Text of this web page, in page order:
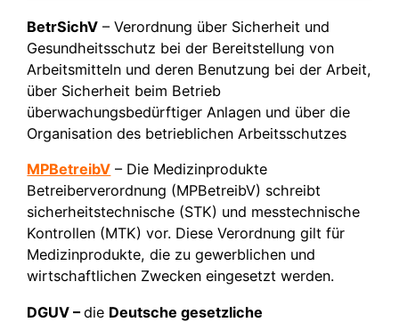
BetrSichV – Verordnung über Sicherheit und
Gesundheitsschutz bei der Bereitstellung von
Arbeitsmitteln und deren Benutzung bei der Arbeit,
über Sicherheit beim Betrieb
überwachungsbedürftiger Anlagen und über die
Organisation des betrieblichen Arbeitsschutzes
MPBetreibV – Die Medizinprodukte
Betreiberverordnung (MPBetreibV) schreibt
sicherheitstechnische (STK) und messtechnische
Kontrollen (MTK) vor. Diese Verordnung gilt für
Medizinprodukte, die zu gewerblichen und
wirtschaftlichen Zwecken eingesetzt werden.
DGUV –die Deutsche gesetzliche